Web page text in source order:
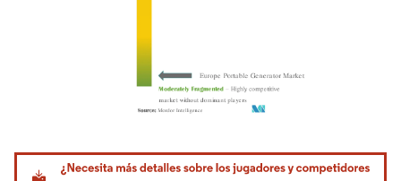
Imagen © Mordor Intelligence. El uso requiere atribución según CC BY 4.0.